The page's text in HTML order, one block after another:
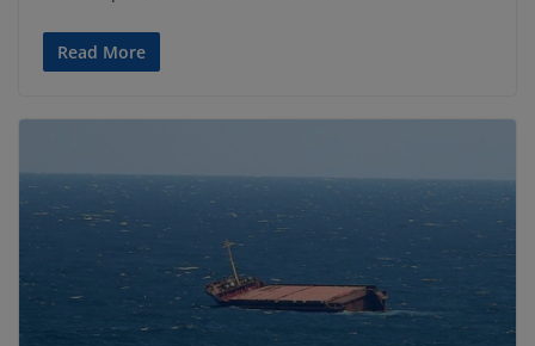
Read More